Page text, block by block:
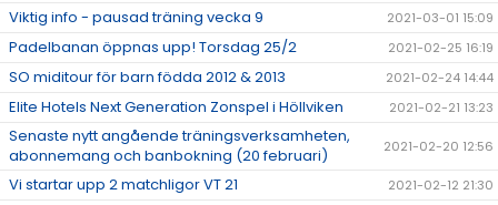
Viktig info - pausad träning vecka 9 2021-03-01 15:09
Padelbanan öppnas upp! Torsdag 25/2 2021-02-25 16:19
SO miditour för barn födda 2012 & 2013 2021-02-24 14:44
Elite Hotels Next Generation Zonspel i Höllviken 2021-02-21 13:23
Senaste nytt angående träningsverksamheten,
abonnemang och banbokning (20 februari)
2021-02-20 12:56
Vi startar upp 2 matchligor VT 21 2021-02-12 21:30